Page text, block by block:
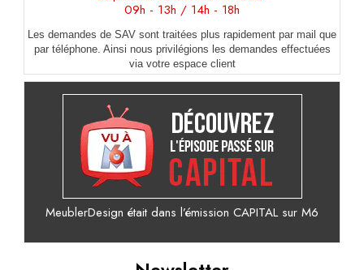
09h - 13h / 14h - 18h
Les demandes de SAV sont traitées plus rapidement par mail que
par téléphone. Ainsi nous privilégions les demandes effectuées
via votre espace client
MeublerDesign était dans l’émission CAPITAL sur M6